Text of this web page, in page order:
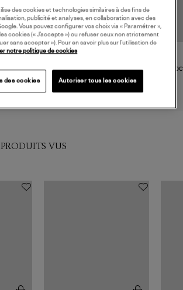
130,00 €
Mocassins Torhill Moss Light
Tan Beige
VUS
des cookies et technologies similaires à des fins de
publicité et analyses, en collaboration avec des
Vous pouvez configurer vos choix via « Paramétrer »,
cookies (« J’accepte ») ou refuser ceux non strictement
sans accepter »). Pour en savoir plus sur l’utilisation de
notre politique de cookies
des cookies Autoriser tous les cookies